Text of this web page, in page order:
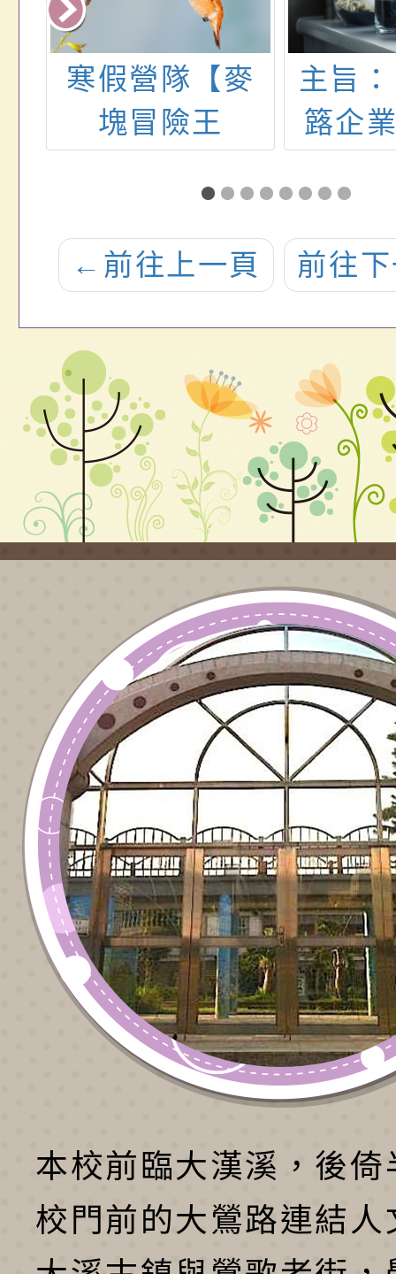
寒假營隊【麥
塊冒險王
Universal
Studio)(三日
營)】
主旨
簬企
「
園國
松」
鼓勵
踴躍
並協
宜，
← 前往上一頁 前往
本校前臨大漢溪，後倚
校門前的大鶯路連結人